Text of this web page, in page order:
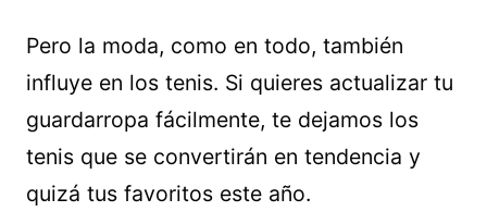
Pero la moda, como en todo, también
influye en los tenis. Si quieres actualizar tu
guardarropa fácilmente, te dejamos los
tenis que se convertirán en tendencia y
quizá tus favoritos este año.